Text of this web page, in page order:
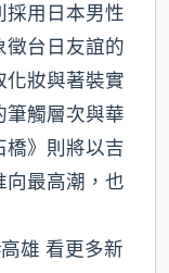
採用日本男性
徵台日友誼的
化妝與著裝實
筆觸層次與華
橋》則將以吉
向最高潮，也
雄 看更多新